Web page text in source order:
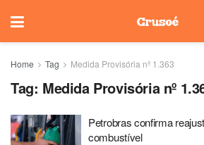
Home Tag Medida Provisória nº 1.363
Tag: Medida Provisória nº
Petrobras confirma
combustível